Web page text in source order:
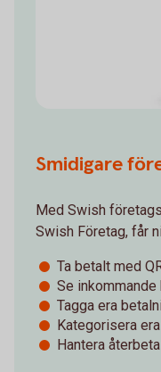
Smidigare
Med Swish
Swish Företag, får
Ta betalt med
Se
Tagga era
Kategorisera
Hantera